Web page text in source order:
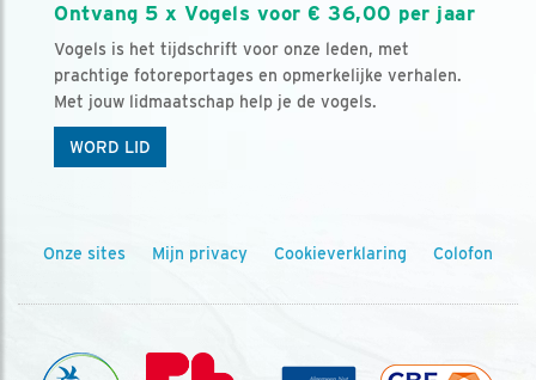
Ontvang 5 x Vogels voor € 36,00 per jaar
Vogels is het tijdschrift voor onze leden, met
prachtige fotoreportages en opmerkelijke verhalen.
Met jouw lidmaatschap help je de vogels.
WORD LID
Onze sites Mijn privacy Cookieverklaring Colofon